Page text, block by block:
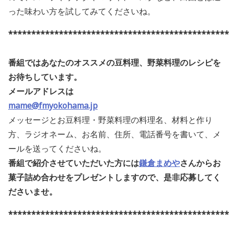
った味わい方を試してみてくださいね。
番組ではあなたのオススメの豆料理、野菜料理のレシピを
お待ちしています。
メールアドレスは
mame@fmyokohama.jp
メッセージとお豆料理・野菜料理の料理名、材料と作り
方、ラジオネーム、お名前、住所、電話番号を書いて、メ
ールを送ってくださいね。
番組で紹介させていただいた方には鎌倉まめやさんからお
菓子詰め合わせをプレゼントしますので、是非応募してく
ださいませ。